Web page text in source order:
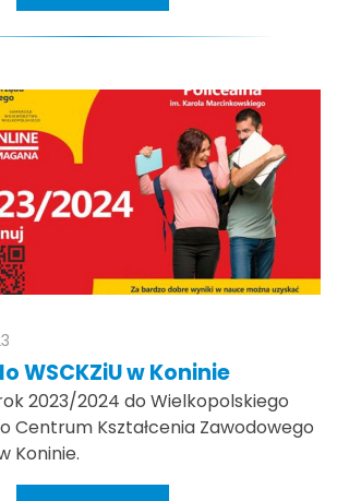
WSCKZiU w Koninie
2023/2024 do Wielkopolskiego
Centrum Kształcenia Zawodowego
Koninie.